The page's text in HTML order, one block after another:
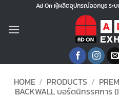
content
Ad On ผู้ผลิตอุปกรณ์ออกบูธ ระบ
HOME / PRODUCTS /
BACKWALL บอร์ดนิทรรศการ